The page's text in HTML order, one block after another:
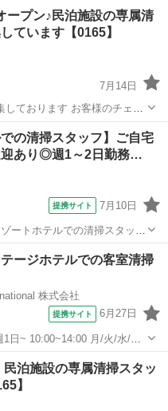
ベッドメイク、水回りの清掃
ープン♪民泊施設の専属清
ています【0165】
7月14日
ております お客様のチェッ
ンの洗濯乾燥、ベッドメイ
を行って頂きます。 次に宿泊
での清掃スタッフ】ご自宅
迎あり◎週1～2日勤務…
提携サイト 7月10日
1～2日勤務OK◎シニアさん活
ージホテルでの客室清掃
株式会社
提携サイト 6月27日
KOYASU ...
民泊施設の専属清掃スタッ
】